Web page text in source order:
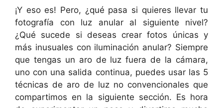
¡Y eso es! Pero, ¿qué pasa si quieres llevar tu
fotografía con luz anular al siguiente nivel?
¿Qué sucede si deseas crear fotos únicas y
más inusuales con iluminación anular? Siempre
que tengas un aro de luz fuera de la cámara,
uno con una salida continua, puedes usar las 5
técnicas de aro de luz no convencionales que
compartimos en la siguiente sección. Es hora